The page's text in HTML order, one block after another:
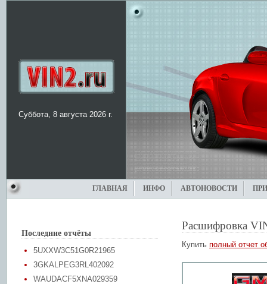
Суббота, 8 августа 2026 г.
ГЛАВНАЯ ИНФО АВТОНОВОСТИ
Последние отчёты
5UXXW3C51G0R21965
3GKALPEG3RL402092
WAUDACF5XNA029359
Расшифровка
Купить полный отчет